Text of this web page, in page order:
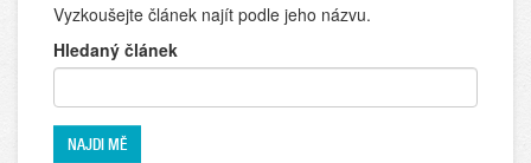
Vyzkoušejte článek najít podle jeho názvu.
Hledaný článek